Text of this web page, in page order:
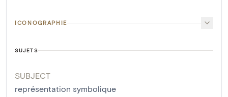
ICONOGRAPHIE
SUJETS
SUBJECT
représentation symbolique